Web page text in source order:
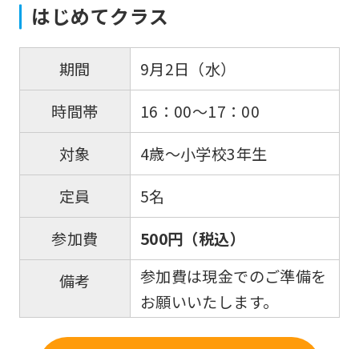
はじめてクラス
期間
9月2日（水）
時間帯
16：00～17：00
対象
4歳～小学校3年生
定員
5名
参加費
500円（税込）
備考
参加費は現金でのご準備を
お願いいたします。
For
foreigners
Central
Sports
official
is
automatically
translated
into
English.